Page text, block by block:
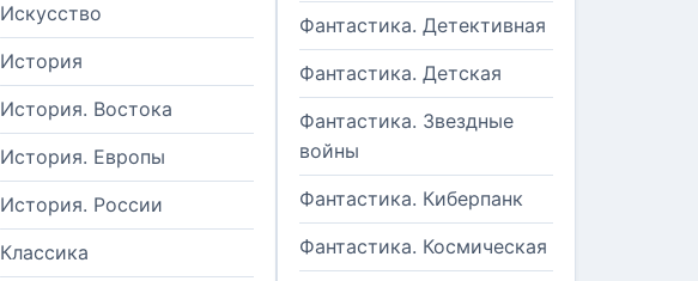
Искусство
История
История. Востока
История. Европы
История. России
Классика
Фантастика. Детективная
Фантастика. Детская
Фантастика. Звездные
войны
Фантастика. Киберпанк
Фантастика. Космическая